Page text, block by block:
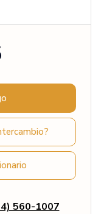
560-1007